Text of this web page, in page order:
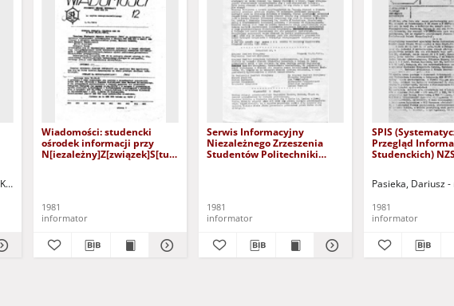
Karpeta, Dobrosława - red.
Wiadomości: studencki
ośrodek informacji przy
N[iezależny]Z[związek]S[tudentów]
1981
informator
Serwis Informacyjny
Niezależnego Zrzeszenia
Studentów Politechniki
1981
informator
SPIS
Przegląd
Studenckich)
Pasieka, Dariusz -
1981
informator